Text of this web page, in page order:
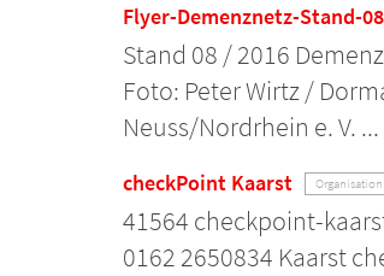
Flyer-Demenznetz-Stand-
Stand 08 / 2016
Foto: Peter Wirtz /
Neuss/Nordrhein e. V. ...
checkPoint Kaarst Organisation
41564 checkpoint-
0162 2650834 Kaarst